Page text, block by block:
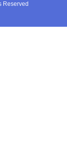
Reserved